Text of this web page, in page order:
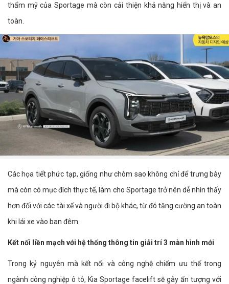
thẩm mỹ của Sportage mà còn cải thiện khả năng hiển thị và an
toàn.
Các họa tiết phức tạp, giống như chòm sao không chỉ để trưng bày
mà còn có mục đích thực tế, làm cho Sportage trở nên dễ nhìn thấy
hơn đối với các tài xế và người đi bộ khác, từ đó tăng cường an toàn
khi lái xe vào ban đêm.
Kết nối liền mạch với hệ thống thông tin giải trí 3 màn hình mới
Trong kỷ nguyên mà kết nối và công nghệ chiếm ưu thế trong
ngành công nghiệp ô tô, Kia Sportage facelift sẽ gây ấn tượng với